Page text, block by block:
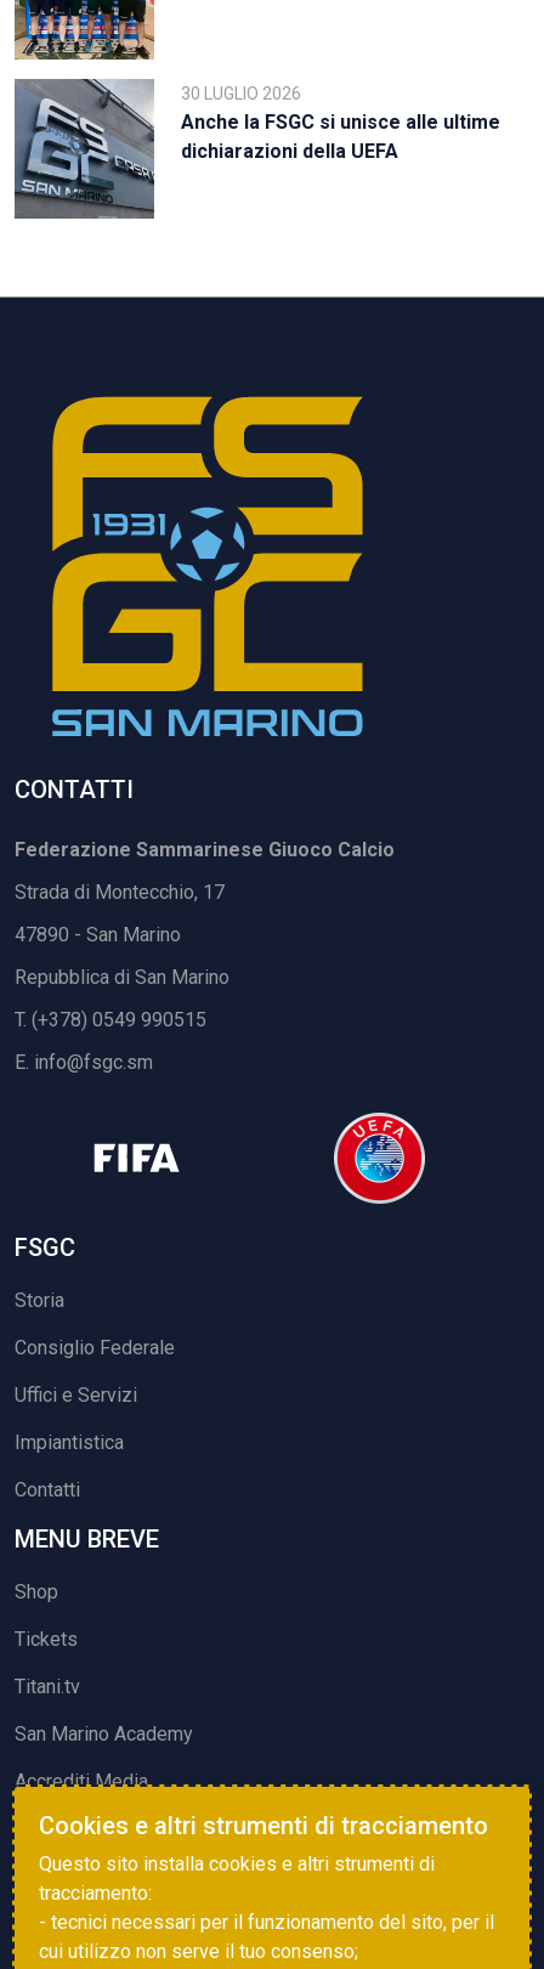
30 LUGLIO 2026
Anche la FSGC si unisce alle ultime
dichiarazioni della UEFA
CONTATTI
Federazione Sammarinese Giuoco Calcio
Strada di Montecchio, 17
47890 - San Marino
Repubblica di San Marino
T. (+378) 0549 990515
E. info@fsgc.sm
FSGC
Storia
Consiglio Federale
Uffici e Servizi
Impiantistica
Contatti
MENU BREVE
Shop
Tickets
Titani.tv
San Marino Academy
Accrediti Media
ATTIVITÀ ED EVENTI
Squadre di Calcio
Associazione Sammarinese Arbitri
Cookies e altri strumenti di tracciamento
Questo sito installa cookies e altri strumenti di
tracciamento:
- tecnici necessari per il funzionamento del sito, per il
cui utilizzo non serve il tuo consenso;